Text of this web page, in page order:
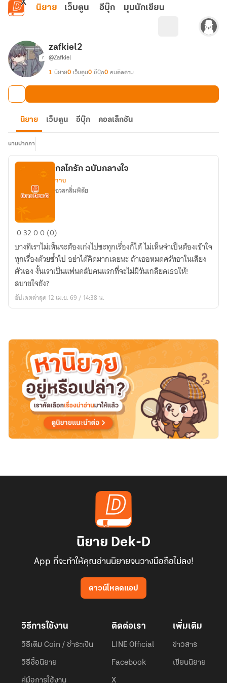
ข้ามไปยังเนื้อหาหลัก
นิยาย เว็บตูน อีบุ๊ก มุมนักเขียน
zafkiel2
@Zafkiel
1 นิยาย0 เว็บตูน0 อีบุ๊ก0 คนติดตาม
นิยาย เว็บตูน อีบุ๊ก คอลเล็กชัน
นามปากกา
กลไก
ฉบับ
กลาง
ใจ
กลไกรัก ฉบับกลางใจ
วาย
อวลกลิ่นพิลัย
03200 (0)
บางทีเราไม่เห็นจะต้องเก่งไปซะทุกเรื่องก็ได้ ไม่เห็นจำเป็นต้องเข้าใจ
ทุกเรื่องด้วยซ้ำไป อย่าได้คิดมากเลยนะ ถ้าเธอหมดศรัทธาในเสียง
ตัวเอง งั้นเราเป็นแฟนคลับคนแรกที่จะไม่มีวันเกลียดเธอให้!
สบายใจยัง?
อัปเดตล่าสุด 12 เม.ย. 69 / 14:38 น.
นิยาย Dek-D
App ที่จะทำให้คุณอ่านนิยายจนวางมือถือไม่ลง!
ดาวน์โหลดแอป
วิธีการใช้งาน
วิธีเติม Coin / ชำระเงิน
วิธีซื้อนิยาย
คู่มือการใช้งาน
ติดต่อเรา
LINE Official
Facebook
X
เพิ่มเติม
ข่าวสาร
เขียนนิยาย